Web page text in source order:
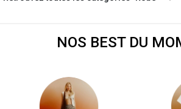
NOS BEST DU